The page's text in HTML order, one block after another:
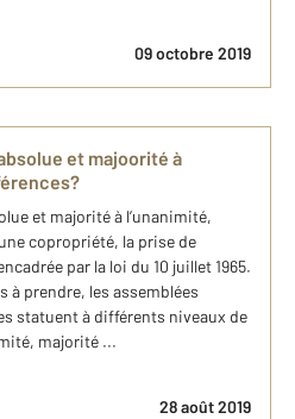
09 octobre 2019
et majoorité à
et majorité à l’unanimité,
copropriété, la prise de
par la loi du 10 juillet 1965.
à prendre, les assemblées
statuent à différents niveaux de
majorité ...
28 août 2019